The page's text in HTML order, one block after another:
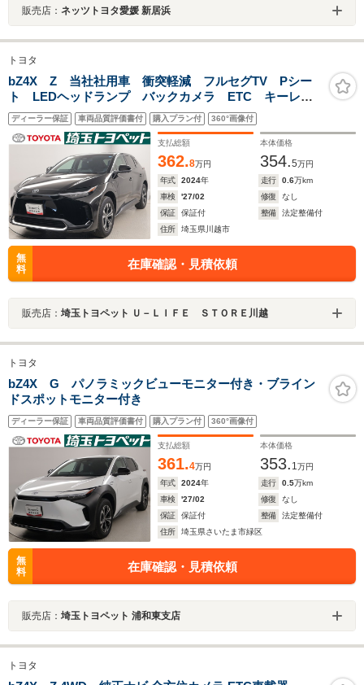
販売店： ネッツトヨタ愛媛 新居浜
トヨタ
bZ4X Z 当社社用車 衝突軽減 フルセグTV Pシー
ト LEDヘッドランプ バックカメラ ETC キーレ
ス オートクルーズコントロール スマートキー ナビ
&TV 試乗車 メモリーナビ 記録簿
ディーラー保証 車両品質評価書付 購入プラン付 360°画像付
支払総額
362.8万円
本体価格
354.5万円
年式
2024年 走行 0.6万km
車検
'27/02 修復
なし
保証
保証付 整備
法定整備付
住所
埼玉県川越市
無
料
在庫確認・見積依頼
販売店： 埼玉トヨペット Ｕ－ＬＩＦＥ ＳＴＯＲＥ川越
トヨタ
bZ4X G パノラミックビューモニター付き・ブライン
ドスポットモニター付き
ディーラー保証 車両品質評価書付 購入プラン付 360°画像付
支払総額
361.4万円
本体価格
353. 1万円
年式
2024年 走行 0.5万km
車検
'27/02 修復
なし
保証
保証付 整備
法定整備付
住所
埼玉県さいたま市緑区
無
料
在庫確認・見積依頼
販売店： 埼玉トヨペット 浦和東支店
トヨタ